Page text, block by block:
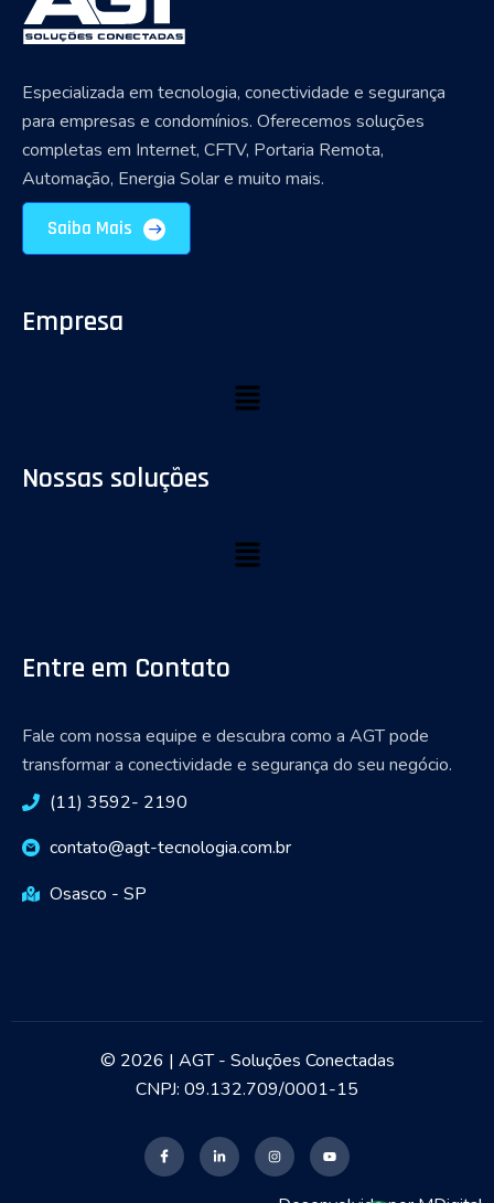
Especializada em tecnologia, conectividade e segurança
para empresas e condomínios. Oferecemos soluções
completas em Internet, CFTV, Portaria Remota,
Automação, Energia Solar e muito mais.
Saiba Mais
Empresa
Nossas soluções
Entre em Contato
Fale com nossa equipe e descubra como a AGT pode
transformar a conectividade e segurança do seu negócio.
(11) 3592- 2190
contato@agt-tecnologia.com.br
Osasco - SP
© 2026 | AGT - Soluções Conectadas
CNPJ: 09.132.709/0001-15